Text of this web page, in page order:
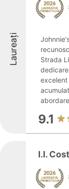
Laureați
Strada
excelent
9.1
I.I.